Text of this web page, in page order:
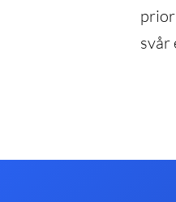
svår